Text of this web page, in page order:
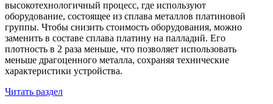
высокотехнологичный процесс, где используют
оборудование, состоящее из сплава металлов платиновой
группы. Чтобы снизить стоимость оборудования, можно
заменить в составе сплава платину на палладий. Его
плотность в 2 раза меньше, что позволяет использовать
меньше драгоценного металла, сохраняя технические
характеристики устройства.
Читать раздел